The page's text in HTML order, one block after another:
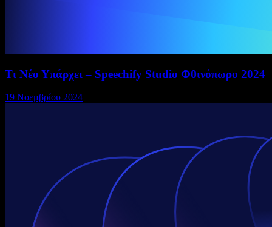
Τι Νέο Υπάρχει – Speechify Studio Φθινόπωρο 2024
19 Νοεμβρίου 2024